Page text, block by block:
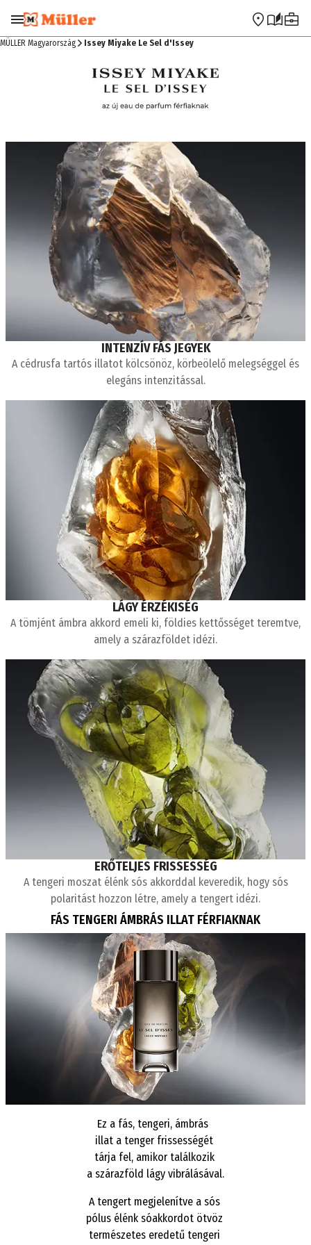
Ugrás a navigációra Ugrás a fő tartalomra
MÜLLER Magyarország Issey Miyake Le Sel d'Issey
INTENZÍV FÁS JEGYEK
A cédrusfa tartós illatot kölcsönöz, körbeölelő melegséggel és
elegáns intenzitással.
LÁGY ÉRZÉKISÉG
A tömjént ámbra akkord emeli ki, földies kettősséget teremtve,
amely a szárazföldet idézi.
ERŐTELJES FRISSESSÉG
A tengeri moszat élénk sós akkorddal keveredik, hogy sós
polaritást hozzon létre, amely a tengert idézi.
FÁS TENGERI ÁMBRÁS ILLAT FÉRFIAKNAK
Ez a fás, tengeri, ámbrás
illat a tenger frissességét
tárja fel, amikor találkozik
a szárazföld lágy vibrálásával.
A tengert megjelenítve a sós
pólus élénk sóakkordot ötvöz
természetes eredetű tengeri